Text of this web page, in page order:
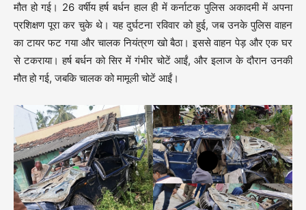
मौत हो गई। 26 वर्षीय हर्ष बर्धन हाल ही में कर्नाटक पुलिस अकादमी में अपना
प्रशिक्षण पूरा कर चुके थे। यह दुर्घटना रविवार को हुई, जब उनके पुलिस वाहन
का टायर फट गया और चालक नियंत्रण खो बैठा। इससे वाहन पेड़ और एक घर
से टकराया। हर्ष बर्धन को सिर में गंभीर चोटें आईं, और इलाज के दौरान उनकी
मौत हो गई, जबकि चालक को मामूली चोटें आईं।